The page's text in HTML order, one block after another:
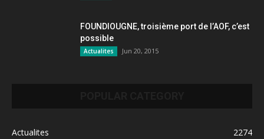
FOUNDIOUGNE, troisième port de l’AOF, c’est
possible
Actualites Jun 20, 2015
Actualites
2274